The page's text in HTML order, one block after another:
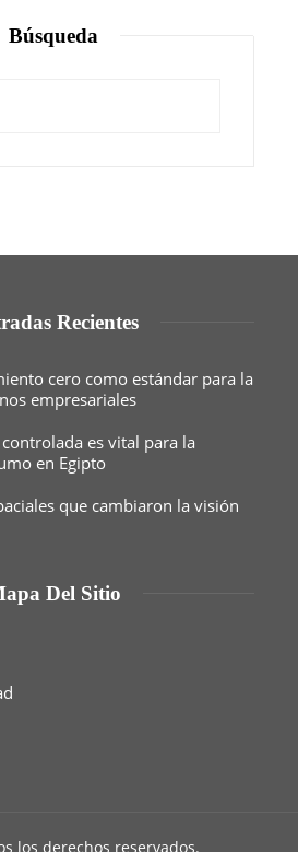
Búsqueda
Recientes
cero como estándar para la
empresariales
es vital para la
en Egipto
que cambiaron la visión
Del Sitio
los derechos reservados.